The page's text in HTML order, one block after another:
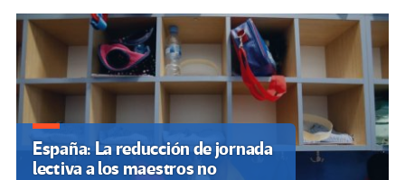
España: La reducción de jornada
lectiva a los maestros no